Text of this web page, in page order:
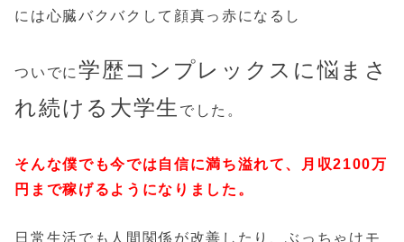
には心臓バクバクして顔真っ赤になるし
ついでに学歴コンプレックスに悩まさ
れ続ける大学生 でした。
そんな僕でも今では自信に満ち溢れて、月収2100万
円まで稼げるようになりました。
日常生活でも人間関係が改善したり、ぶっちゃけモ